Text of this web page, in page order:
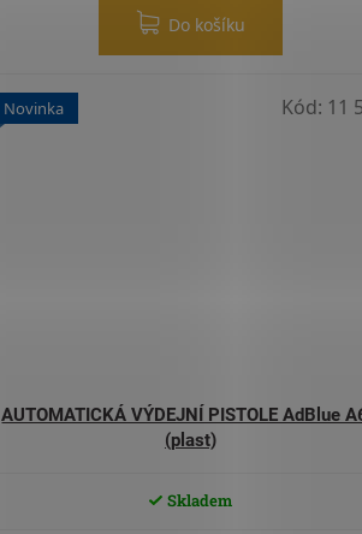
Do košíku
Novinka
AUTOMATICKÁ VÝDEJNÍ PISTOLE AdBlue
(plast)
Skladem
Kód: 11